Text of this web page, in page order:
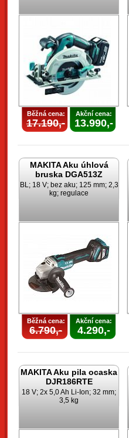
Běžná cena:
17.190,-
Akční cena:
13.990,-
MAKITA Aku úhlová
bruska DGA513Z
BL; 18 V; bez aku; 125 mm; 2,3
kg; regulace
Běžná cena:
6.790,-
Akční cena:
4.290,-
MAKITA Aku pila ocaska
DJR186RTE
18 V; 2x 5,0 Ah Li-Ion; 32 mm;
3,5 kg